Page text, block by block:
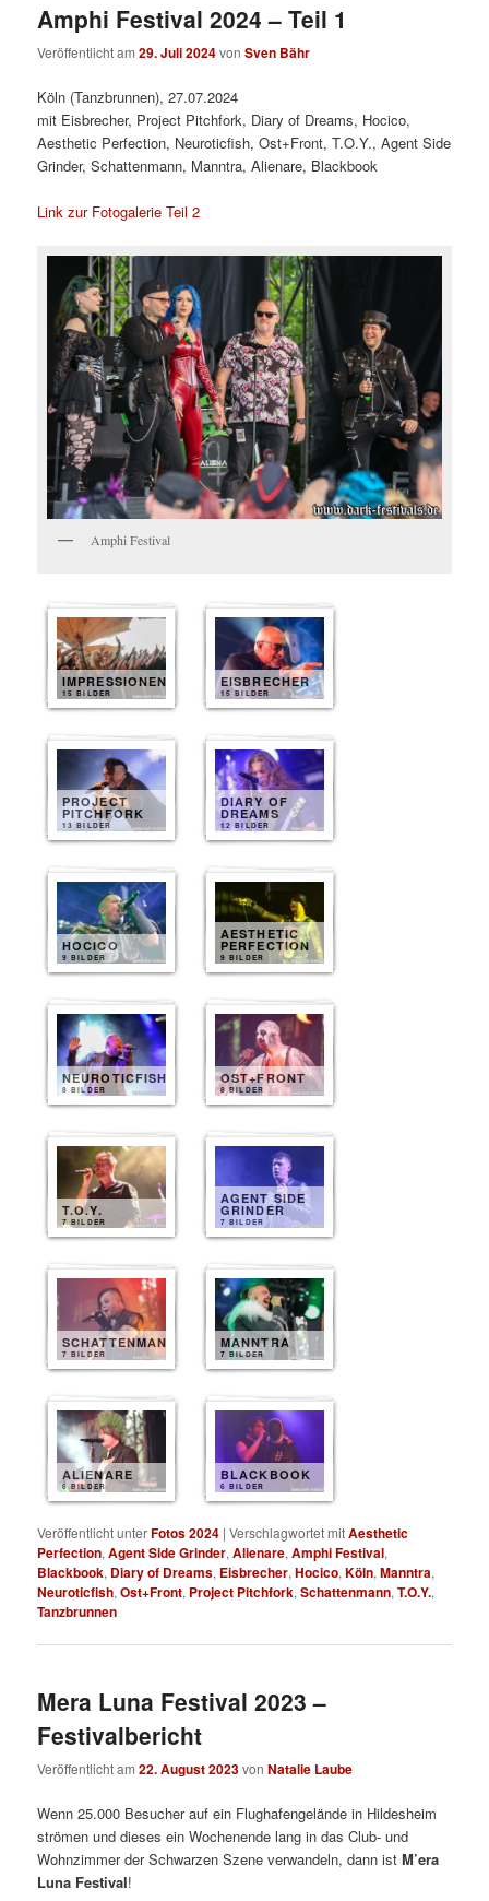
Amphi Festival 2024 – Teil 1
Veröffentlicht am29. Juli 2024vonSven Bähr
Köln (Tanzbrunnen), 27.07.2024
mit Eisbrecher, Project Pitchfork, Diary of Dreams, Hocico,
Aesthetic Perfection, Neuroticfish, Ost+Front, T.O.Y., Agent Side
Grinder, Schattenmann, Manntra, Alienare, Blackbook
Link zur Fotogalerie Teil 2
Amphi Festival
IMPRESSIONEN
15 BILDER
EISBRECHER
15 BILDER
PROJECT
PITCHFORK
13 BILDER
DIARY OF
DREAMS
12 BILDER
HOCICO
9 BILDER
AESTHETIC
PERFECTION
9 BILDER
NEUROTICFISH
8 BILDER
OST+FRONT
8 BILDER
T.O.Y.
7 BILDER
AGENT SIDE
GRINDER
7 BILDER
SCHATTENMANN
7 BILDER
MANNTRA
7 BILDER
ALIENARE
6 BILDER
BLACKBOOK
6 BILDER
Veröffentlicht unterFotos 2024 |Verschlagwortet mitAesthetic
Perfection,Agent Side Grinder,Alienare,Amphi Festival,
Blackbook, Diary of Dreams, Eisbrecher,Hocico,Köln,Manntra,
Neuroticfish,Ost+Front, Project Pitchfork,Schattenmann,T.O.Y.,
Tanzbrunnen
Mera Luna Festival 2023 –
Festivalbericht
Veröffentlicht am22. August 2023vonNatalie Laube
Wenn 25.000 Besucher auf ein Flughafengelände in Hildesheim
strömen und dieses ein Wochenende lang in das Club- und
Wohnzimmer der Schwarzen Szene verwandeln, dann istM’era
Luna Festival!